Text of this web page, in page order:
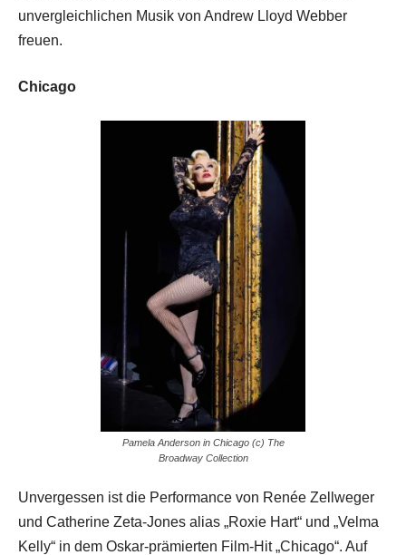
unvergleichlichen Musik von Andrew Lloyd Webber
freuen.
Chicago
Pamela Anderson in Chicago (c) The
Broadway Collection
Unvergessen ist die Performance von Renée Zellweger
und Catherine Zeta-Jones alias „Roxie Hart“ und „Velma
Kelly“ in dem Oskar-prämierten Film-Hit „Chicago“. Auf